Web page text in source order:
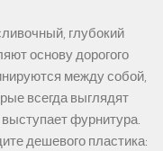
глубокий
основу дорогого
между собой,
всегда выглядят
фурнитура.
дешевого пластика: